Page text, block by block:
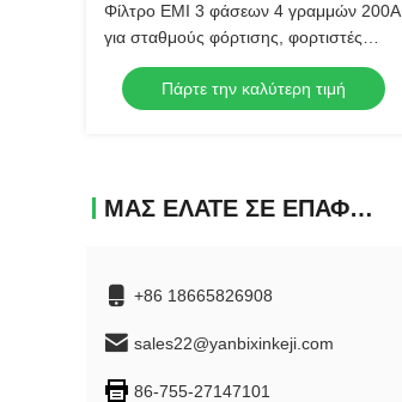
Φίλτρο EMI 3 φάσεων 4 γραμμών 200A
για σταθμούς φόρτισης, φορτιστές
ηλεκτρικών οχημάτων και συστήματα
ισχύος ηλεκτρικών οχημάτων
Πάρτε την καλύτερη τιμή
ΜΑΣ ΕΛΆΤΕ ΣΕ ΕΠΑΦΉ ΜΕ
+86 18665826908
sales22@yanbixinkeji.com
86-755-27147101